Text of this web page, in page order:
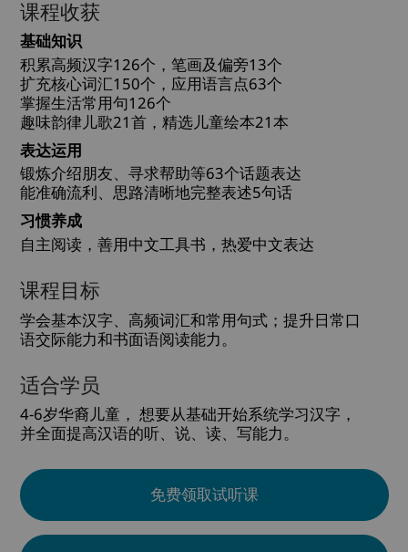
课程收获
基础知识
积累高频汉字126个，笔画及偏旁13个
扩充核心词汇150个，应用语言点63个
掌握生活常用句126个
趣味韵律儿歌21首，精选儿童绘本21本
表达运用
锻炼介绍朋友、寻求帮助等63个话题表达
能准确流利、思路清晰地完整表述5句话
习惯养成
自主阅读，善用中文工具书，热爱中文表达
课程目标
学会基本汉字、高频词汇和常用句式；提升日常口
语交际能力和书面语阅读能力。
适合学员
4-6岁华裔儿童， 想要从基础开始系统学习汉字，
并全面提高汉语的听、说、读、写能力。
免费领取试听课